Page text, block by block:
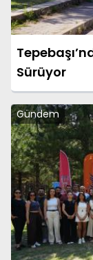
Sürüyor
Gündem